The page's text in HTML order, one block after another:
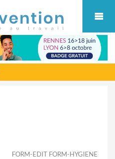
FORM-EDIT FORM-HYGIENE